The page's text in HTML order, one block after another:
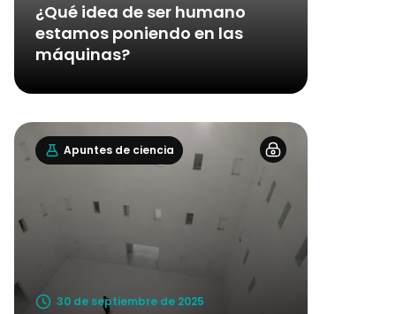
¿Qué idea de ser humano
estamos poniendo en las
máquinas?
Apuntes de ciencia
30 de septiembre de 2025